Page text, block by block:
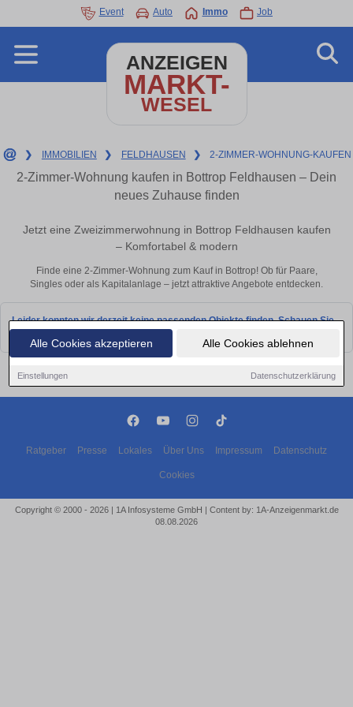
Alle Cookies akzeptieren Alle Cookies ablehnen
Einstellungen Datenschutzerklärung
Event Auto Immo Job
ANZEIGEN
MARKT-
WESEL
❯ IMMOBILIEN ❯ FELDHAUSEN ❯ 2-ZIMMER-WOHNUNG-KAUFEN
2-Zimmer-Wohnung kaufen in Bottrop Feldhausen – Dein
neues Zuhause finden
Jetzt eine Zweizimmerwohnung in Bottrop Feldhausen kaufen
– Komfortabel & modern
Finde eine 2-Zimmer-Wohnung zum Kauf in Bottrop! Ob für Paare,
Singles oder als Kapitalanlage – jetzt attraktive Angebote entdecken.
Leider konnten wir derzeit keine passenden Objekte finden. Schauen Sie
Ratgeber Presse Lokales Über Uns Impressum Datenschutz
Cookies
Copyright © 2000 - 2026 | 1A Infosysteme GmbH | Content by: 1A-Anzeigenmarkt.de
08.08.2026